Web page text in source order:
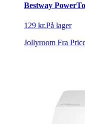
Bestway
129 kr.På lager
Jollyroom Fra